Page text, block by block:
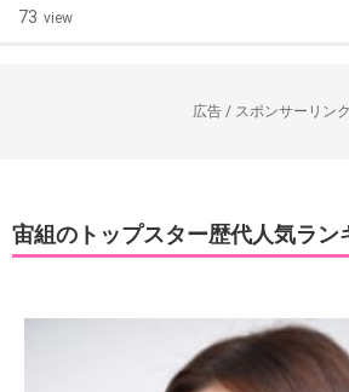
73 view
広告 / スポンサーリンク
宙組のトップスター歴代人気ラン